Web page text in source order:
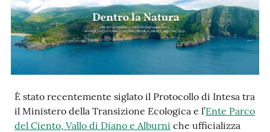
Eventi
e
notizie
PNRR
DigitAP
È stato recentemente siglato il Protocollo di Intesa tra
il Ministero della Transizione Ecologica e l’Ente Parco
del Ciento, Vallo di Diano e Alburni che ufficializza